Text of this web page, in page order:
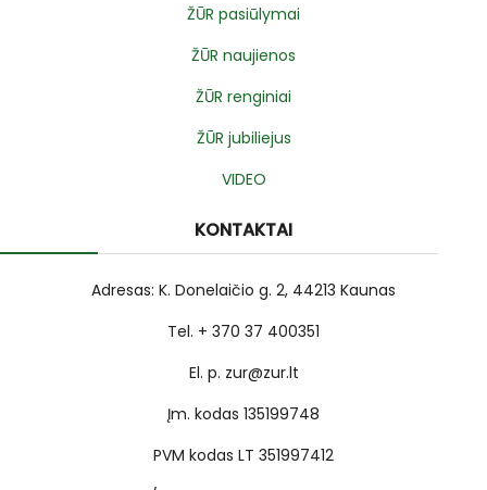
ŽŪR pasiūlymai
ŽŪR naujienos
ŽŪR renginiai
ŽŪR jubiliejus
VIDEO
KONTAKTAI
Adresas: K. Donelaičio g. 2, 44213 Kaunas
Tel. + 370 37 400351
El. p. zur@zur.lt
Įm. kodas 135199748
PVM kodas LT 351997412